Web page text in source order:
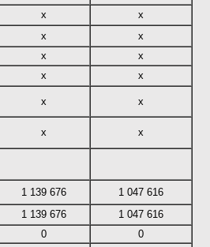
х
х
х
х
х
х
х
х
х х
х х
1 139 676
1 047 616
1 139 676
1 047 616
0
0